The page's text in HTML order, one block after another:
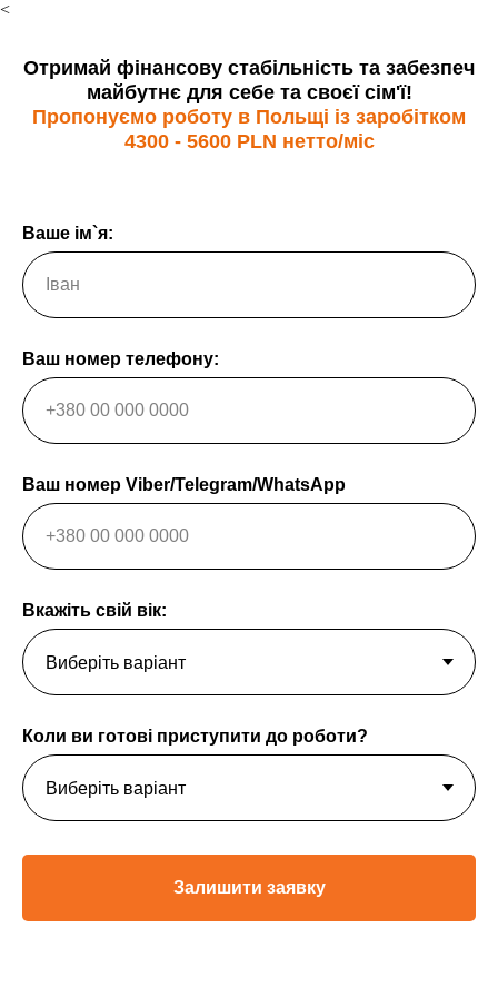
<
Отримай фінансову стабільність та забезпеч
майбутнє для себе та своєї сім'ї!
Пропонуємо роботу в Польщі із заробітком
4300 - 5600 PLN нетто/міс
Ваше ім`я:
Ваш номер телефону:
Ваш номер Viber/Telegram/WhatsApp
Вкажіть свій вік:
Коли ви готові приступити до роботи?
Залишити заявку